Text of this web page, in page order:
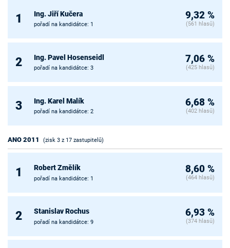
1 Ing. Jiří Kučera
pořadí na kandidátce: 1
9,32 %
(561 hlasů)
2 Ing. Pavel Hosenseidl
pořadí na kandidátce: 3
7,06 %
(425 hlasů)
3 Ing. Karel Malík
pořadí na kandidátce: 2
6,68 %
(402 hlasů)
ANO 2011 (zisk 3 z 17 zastupitelů)
1 Robert Změlík
pořadí na kandidátce: 1
8,60 %
(464 hlasů)
2 Stanislav Rochus
pořadí na kandidátce: 9
6,93 %
(374 hlasů)